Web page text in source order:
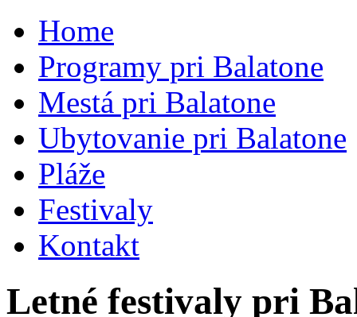
Home
Programy pri Balatone
Mestá pri Balatone
Ubytovanie pri Balatone
Pláže
Festivaly
Kontakt
Letné festivaly pri